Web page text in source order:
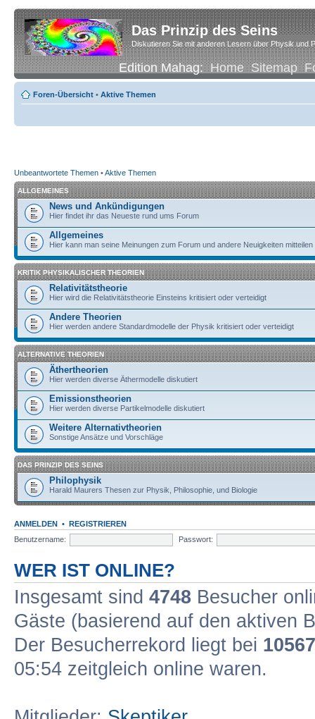
Das Prinzip des Seins
Diskutieren Sie mit anderen Lesern über Physik und
Edition Mahag:Home Sitemap
Foren-Übersicht • Aktive Themen
Unbeantwortete Themen •Aktive Themen
ALLGEMEINES
News und Ankündigungen
Hier findet ihr das Neueste rund ums Forum
Allgemeines
Hier kann man seine Meinungen zum Forum und andere Neuigkeiten mitteilen
KRITIK PHYSIKALISCHER THEORIEN
Relativitätstheorie
Hier wird die Relativitätstheorie Einsteins kritisiert oder verteidigt
Andere Theorien
Hier werden andere Standardmodelle der Physik kritisiert oder verteidigt
ALTERNATIVE THEORIEN
Äthertheorien
Hier werden diverse Äthermodelle diskutiert
Emissionstheorien
Hier werden diverse Partikelmodelle diskutiert
Weitere Alternativtheorien
Sonstige Ansätze und Vorschläge
DAS PRINZIP DES SEINS
Philophysik
Harald Maurers Thesen zur Physik, Philosophie, und Biologie
ANMELDEN • REGISTRIEREN
Benutzername:
Passwort:
WER IST ONLINE?
Insgesamt sind 4748 Besucher
Gäste (basierend auf den aktiven
Der Besucherrekord liegt bei 10567
05:54 zeitgleich online waren.